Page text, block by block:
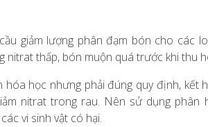
giảm lượng phân đạm bón cho các
nitrat thấp, bón muộn quá trước khi thu
hóa học nhưng phải đúng quy định, kết
nitrat trong rau. Nên sử dụng phân
vi sinh vật có hại.